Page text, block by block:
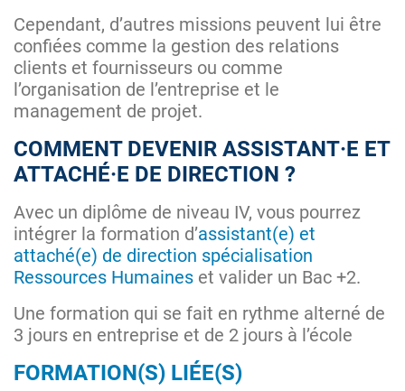
Cependant, d’autres missions peuvent lui être
confiées comme la gestion des relations
clients et fournisseurs ou comme
l’organisation de l’entreprise et le
management de projet.
COMMENT DEVENIR ASSISTANT·E ET
ATTACHÉ·E DE DIRECTION ?
Avec un diplôme de niveau IV, vous pourrez
intégrer la formation d’assistant(e) et
attaché(e) de direction spécialisation
Ressources Humaines et valider un Bac +2.
Une formation qui se fait en rythme alterné de
3 jours en entreprise et de 2 jours à l’école
FORMATION(S) LIÉE(S)